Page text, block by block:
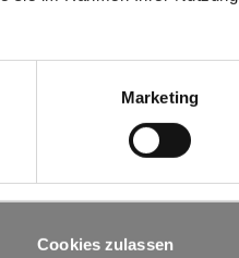
Marketing
Cookies zulassen